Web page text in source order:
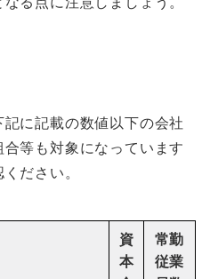
に記載の数値以下の会社
等も対象になっています
ださい。
資
本
常勤
従業